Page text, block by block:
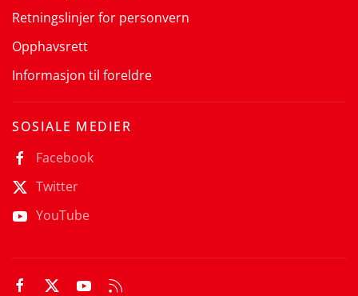
Retningslinjer for personvern
Opphavsrett
Informasjon til foreldre
SOSIALE MEDIER
Facebook
Twitter
YouTube